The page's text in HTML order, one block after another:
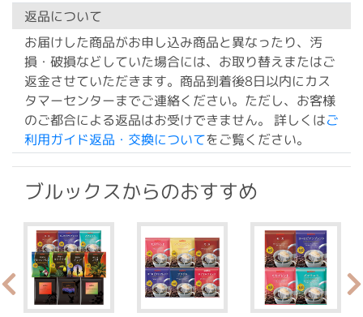
返品について
お届けした商品がお申し込み商品と異なったり、汚
損・破損などしていた場合には、お取り替えまたはご
返金させていただきます。商品到着後8日以内にカス
タマーセンターまでご連絡ください。ただし、お客様
のご都合による返品はお受けできません。 詳しくはご
利用ガイド返品・交換についてをご覧ください。
ブルックスからのおすすめ